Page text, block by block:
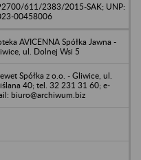
611/2383/2015-SAK; UNP:
00458006
AVICENNA Spółka Jawna -
ul. Dolnej Wsi 5
Spółka z o.o. - Gliwice, ul.
40; tel. 32 231 31 60; e-
biuro@archiwum.biz